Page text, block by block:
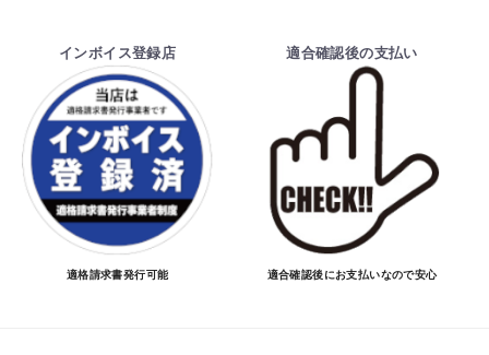
インボイス登録店
適格請求書発行可能
適合確認後の支払い
適合確認後にお支払いなので安心